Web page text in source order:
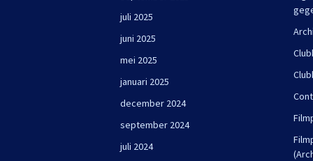
juli 2025
juni 2025
mei 2025
januari 2025
december 2024
september 2024
juli 2024